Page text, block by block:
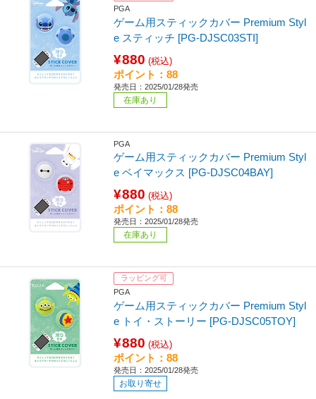
PGA
ゲーム用スティックカバー Premium Styl
e スティッチ [PG-DJSC03STI]
¥880 (税込)
ポイント：88
発売日：2025/01/28発売
在庫あり
PGA
ゲーム用スティックカバー Premium Styl
e ベイマックス [PG-DJSC04BAY]
¥880 (税込)
ポイント：88
発売日：2025/01/28発売
在庫あり
ラッピング可
PGA
ゲーム用スティックカバー Premium Styl
e トイ・ストーリー [PG-DJSC05TOY]
¥880 (税込)
ポイント：88
発売日：2025/01/28発売
お取り寄せ